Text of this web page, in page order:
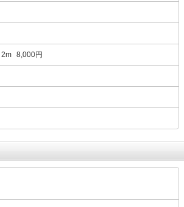
2m 8,000円